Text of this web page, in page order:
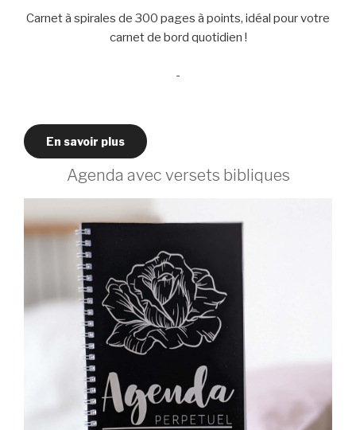
Carnet à spirales de 300 pages à points, idéal pour votre
carnet de bord quotidien !
-
En savoir plus
Agenda avec versets bibliques